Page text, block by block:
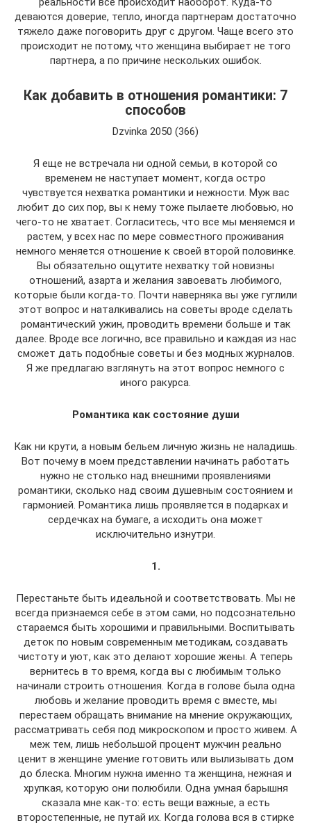
деваются доверие, тепло, иногда партнерам достаточно
тяжело даже поговорить друг с другом. Чаще всего это
происходит не потому, что женщина выбирает не того
партнера, а по причине нескольких ошибок.
Как добавить в отношения романтики: 7
способов
Dzvinka 2050 (366)
Я еще не встречала ни одной семьи, в которой со
временем не наступает момент, когда остро
чувствуется нехватка романтики и нежности. Муж вас
любит до сих пор, вы к нему тоже пылаете любовью, но
чего-то не хватает. Согласитесь, что все мы меняемся и
растем, у всех нас по мере совместного проживания
немного меняется отношение к своей второй половинке.
Вы обязательно ощутите нехватку той новизны
отношений, азарта и желания завоевать любимого,
которые были когда-то. Почти наверняка вы уже гуглили
этот вопрос и наталкивались на советы вроде сделать
романтический ужин, проводить времени больше и так
далее. Вроде все логично, все правильно и каждая из нас
сможет дать подобные советы и без модных журналов.
Я же предлагаю взглянуть на этот вопрос немного с
иного ракурса.
Романтика как состояние души
Как ни крути, а новым бельем личную жизнь не наладишь.
Вот почему в моем представлении начинать работать
нужно не столько над внешними проявлениями
романтики, сколько над своим душевным состоянием и
гармонией. Романтика лишь проявляется в подарках и
сердечках на бумаге, а исходить она может
исключительно изнутри.
1.
Перестаньте быть идеальной и соответствовать. Мы не
всегда признаемся себе в этом сами, но подсознательно
стараемся быть хорошими и правильными. Воспитывать
деток по новым современным методикам, создавать
чистоту и уют, как это делают хорошие жены. А теперь
вернитесь в то время, когда вы с любимым только
начинали строить отношения. Когда в голове была одна
любовь и желание проводить время с вместе, мы
перестаем обращать внимание на мнение окружающих,
рассматривать себя под микроскопом и просто живем. А
меж тем, лишь небольшой процент мужчин реально
ценит в женщине умение готовить или вылизывать дом
до блеска. Многим нужна именно та женщина, нежная и
хрупкая, которую они полюбили. Одна умная барышня
сказала мне как-то: есть вещи важные, а есть
второстепенные, не путай их. Когда голова вся в стирке